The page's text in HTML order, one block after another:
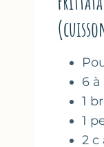
6
1
1
2 c